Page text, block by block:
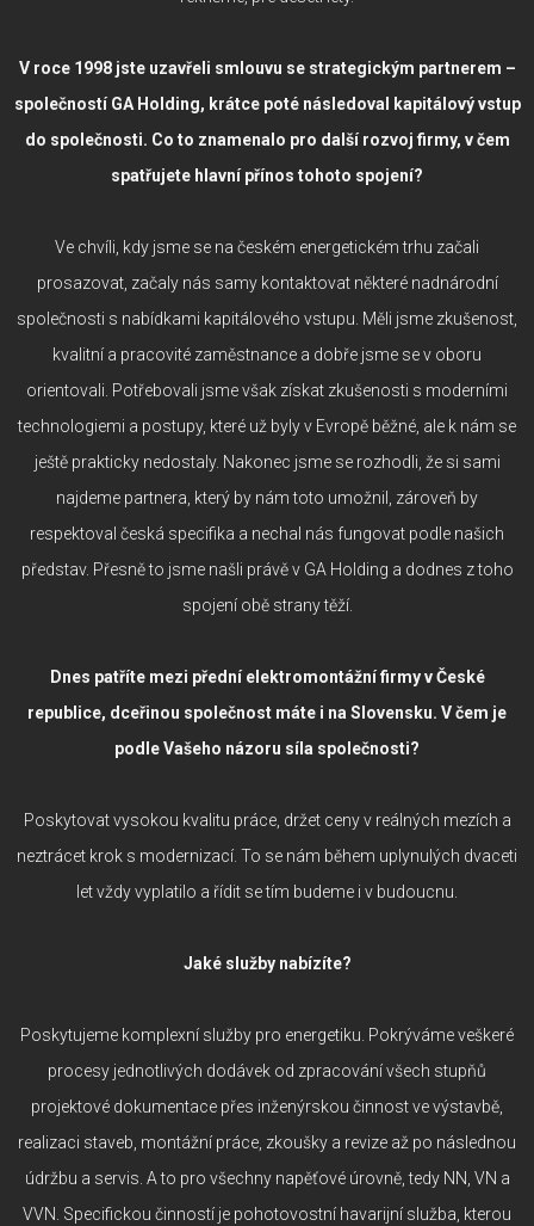
V roce 1998 jste uzavřeli smlouvu se strategickým partnerem –
společností GA Holding, krátce poté následoval kapitálový vstup
do společnosti. Co to znamenalo pro další rozvoj firmy, v čem
spatřujete hlavní přínos tohoto spojení?
Ve chvíli, kdy jsme se na českém energetickém trhu začali
prosazovat, začaly nás samy kontaktovat některé nadnárodní
společnosti s nabídkami kapitálového vstupu. Měli jsme zkušenost,
kvalitní a pracovité zaměstnance a dobře jsme se v oboru
orientovali. Potřebovali jsme však získat zkušenosti s moderními
technologiemi a postupy, které už byly v Evropě běžné, ale k nám se
ještě prakticky nedostaly. Nakonec jsme se rozhodli, že si sami
najdeme partnera, který by nám toto umožnil, zároveň by
respektoval česká specifika a nechal nás fungovat podle našich
představ. Přesně to jsme našli právě v GA Holding a dodnes z toho
spojení obě strany těží.
Dnes patříte mezi přední elektromontážní firmy v České
republice, dceřinou společnost máte i na Slovensku. V čem je
podle Vašeho názoru síla společnosti?
Poskytovat vysokou kvalitu práce, držet ceny v reálných mezích a
neztrácet krok s modernizací. To se nám během uplynulých dvaceti
let vždy vyplatilo a řídit se tím budeme i v budoucnu.
Jaké služby nabízíte?
Poskytujeme komplexní služby pro energetiku. Pokrýváme veškeré
procesy jednotlivých dodávek od zpracování všech stupňů
projektové dokumentace přes inženýrskou činnost ve výstavbě,
realizaci staveb, montážní práce, zkoušky a revize až po následnou
údržbu a servis. A to pro všechny napěťové úrovně, tedy NN, VN a
VVN. Specifickou činností je pohotovostní havarijní služba, kterou